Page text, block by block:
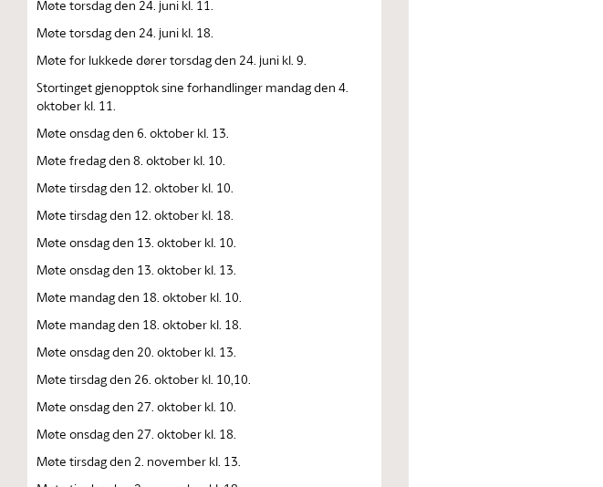
Møte torsdag den 24. juni kl. 11.
Møte torsdag den 24. juni kl. 18.
Møte for lukkede dører torsdag den 24. juni kl. 9.
Stortinget gjenopptok sine forhandlinger mandag den 4.
oktober kl. 11.
Møte onsdag den 6. oktober kl. 13.
Møte fredag den 8. oktober kl. 10.
Møte tirsdag den 12. oktober kl. 10.
Møte tirsdag den 12. oktober kl. 18.
Møte onsdag den 13. oktober kl. 10.
Møte onsdag den 13. oktober kl. 13.
Møte mandag den 18. oktober kl. 10.
Møte mandag den 18. oktober kl. 18.
Møte onsdag den 20. oktober kl. 13.
Møte tirsdag den 26. oktober kl. 10,10.
Møte onsdag den 27. oktober kl. 10.
Møte onsdag den 27. oktober kl. 18.
Møte tirsdag den 2. november kl. 13.